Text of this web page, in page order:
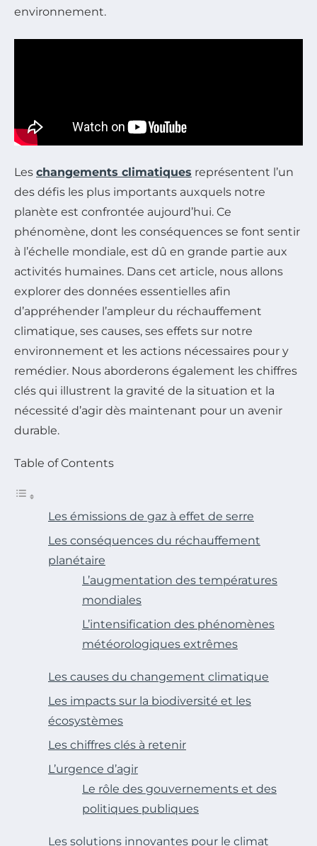
environnement.
Les changements climatiques représentent l’un
des défis les plus importants auxquels notre
planète est confrontée aujourd’hui. Ce
phénomène, dont les conséquences se font sentir
à l’échelle mondiale, est dû en grande partie aux
activités humaines. Dans cet article, nous allons
explorer des données essentielles afin
d’appréhender l’ampleur du réchauffement
climatique, ses causes, ses effets sur notre
environnement et les actions nécessaires pour y
remédier. Nous aborderons également les chiffres
clés qui illustrent la gravité de la situation et la
nécessité d’agir dès maintenant pour un avenir
durable.
Table of Contents
Les émissions de gaz à effet de serre
Les conséquences du réchauffement
planétaire
L’augmentation des températures
mondiales
L’intensification des phénomènes
météorologiques extrêmes
Les causes du changement climatique
Les impacts sur la biodiversité et les
écosystèmes
Les chiffres clés à retenir
L’urgence d’agir
Le rôle des gouvernements et des
politiques publiques
Les solutions innovantes pour le climat